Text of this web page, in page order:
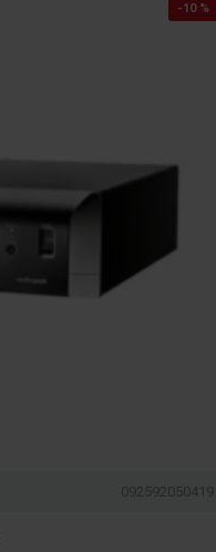
-10 %
092592050419